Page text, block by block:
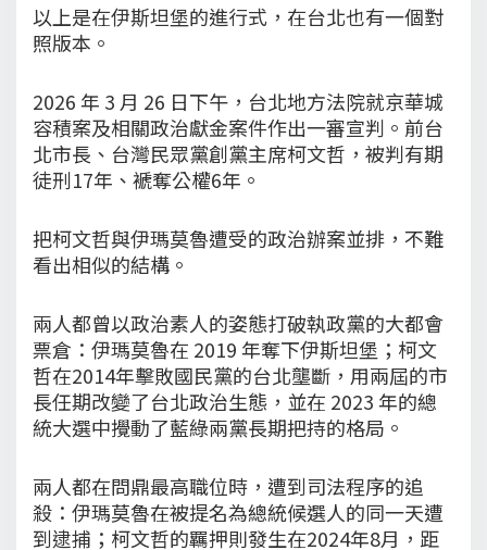
以上是在伊斯坦堡的進行式，在台北也有一個對
照版本。
2026 年 3 月 26 日下午，台北地方法院就京華城
容積案及相關政治獻金案件作出一審宣判。前台
北市長、台灣民眾黨創黨主席柯文哲，被判有期
徒刑17年、褫奪公權6年。
把柯文哲與伊瑪莫魯遭受的政治辦案並排，不難
看出相似的結構。
兩人都曾以政治素人的姿態打破執政黨的大都會
票倉：伊瑪莫魯在 2019 年奪下伊斯坦堡；柯文
哲在2014年擊敗國民黨的台北壟斷，用兩屆的市
長任期改變了台北政治生態，並在 2023 年的總
統大選中攪動了藍綠兩黨長期把持的格局。
兩人都在問鼎最高職位時，遭到司法程序的追
殺：伊瑪莫魯在被提名為總統候選人的同一天遭
到逮捕；柯文哲的羈押則發生在2024年8月，距